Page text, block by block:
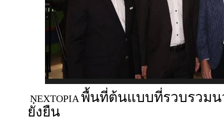
NEXTOPIA พื้นที่ต้นแบบที่รวบรวม
ยั่งยืน